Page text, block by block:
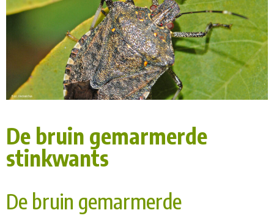
De bruin gemarmerde
stinkwants
De bruin gemarmerde